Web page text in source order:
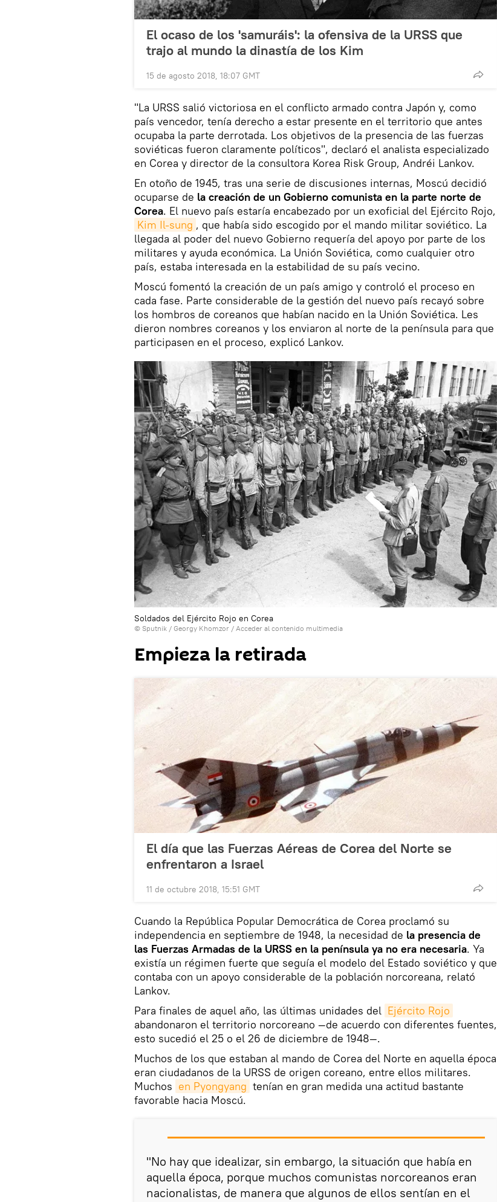
El ocaso de los 'samuráis': la ofensiva de la URSS que
trajo al mundo la dinastía de los Kim
15 de agosto 2018, 18:07 GMT
"La URSS salió victoriosa en el conflicto armado contra Japón y, como
país vencedor, tenía derecho a estar presente en el territorio que antes
ocupaba la parte derrotada. Los objetivos de la presencia de las fuerzas
soviéticas fueron claramente políticos", declaró el analista especializado
en Corea y director de la consultora Korea Risk Group, Andréi Lankov.
En otoño de 1945, tras una serie de discusiones internas, Moscú decidió
ocuparse de la creación de un Gobierno comunista en la parte norte de
Corea. El nuevo país estaría encabezado por un exoficial del Ejército Rojo,
Kim Il-sung , que había sido escogido por el mando militar soviético. La
llegada al poder del nuevo Gobierno requería del apoyo por parte de los
militares y ayuda económica. La Unión Soviética, como cualquier otro
país, estaba interesada en la estabilidad de su país vecino.
Moscú fomentó la creación de un país amigo y controló el proceso en
cada fase. Parte considerable de la gestión del nuevo país recayó sobre
los hombros de coreanos que habían nacido en la Unión Soviética. Les
dieron nombres coreanos y los enviaron al norte de la península para que
participasen en el proceso, explicó Lankov.
Soldados del Ejército Rojo en Corea
© Sputnik / Georgy Khomzor / Acceder al contenido multimedia
Empieza la retirada
El día que las Fuerzas Aéreas de Corea del Norte se
enfrentaron a Israel
11 de octubre 2018, 15:51 GMT
Cuando la República Popular Democrática de Corea proclamó su
independencia en septiembre de 1948, la necesidad de la presencia de
las Fuerzas Armadas de la URSS en la península ya no era necesaria. Ya
existía un régimen fuerte que seguía el modelo del Estado soviético y que
contaba con un apoyo considerable de la población norcoreana, relató
Lankov.
Para finales de aquel año, las últimas unidades del Ejército Rojo
abandonaron el territorio norcoreano —de acuerdo con diferentes fuentes,
esto sucedió el 25 o el 26 de diciembre de 1948—.
Muchos de los que estaban al mando de Corea del Norte en aquella época
eran ciudadanos de la URSS de origen coreano, entre ellos militares.
Muchos en Pyongyang tenían en gran medida una actitud bastante
favorable hacia Moscú.
"No hay que idealizar, sin embargo, la situación que había en
aquella época, porque muchos comunistas norcoreanos eran
nacionalistas, de manera que algunos de ellos sentían en el